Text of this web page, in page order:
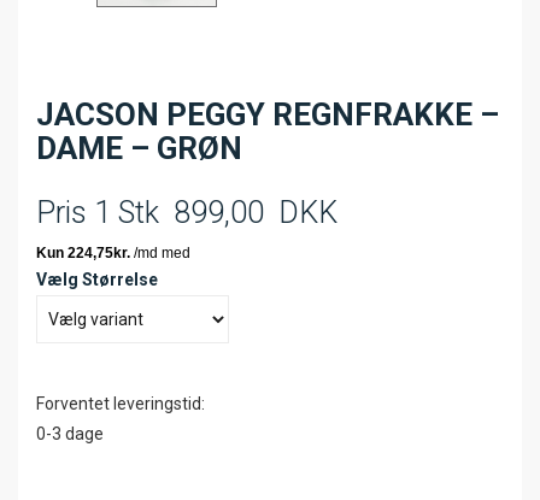
JACSON PEGGY REGNFRAKKE –
DAME – GRØN
Pris 1 Stk 899,00 DKK
Vælg Størrelse
Forventet leveringstid:
0-3 dage